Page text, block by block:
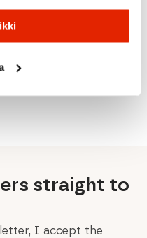
Norwegians
Norwegians
price
price
Capri
straight to
I accept the